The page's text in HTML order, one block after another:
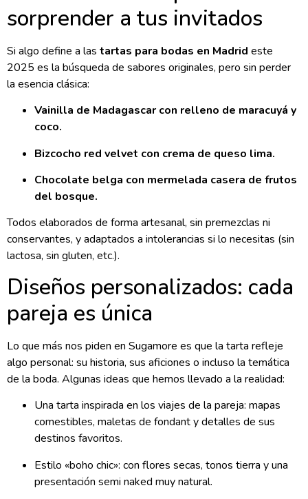
sorprender a tus invitados
Si algo define a las tartas para bodas en Madrid este
2025 es la búsqueda de sabores originales, pero sin perder
la esencia clásica:
Vainilla de Madagascar con relleno de maracuyá y
coco.
Bizcocho red velvet con crema de queso lima.
Chocolate belga con mermelada casera de frutos
del bosque.
Todos elaborados de forma artesanal, sin premezclas ni
conservantes, y adaptados a intolerancias si lo necesitas (sin
lactosa, sin gluten, etc.).
Diseños personalizados: cada
pareja es única
Lo que más nos piden en Sugamore es que la tarta refleje
algo personal: su historia, sus aficiones o incluso la temática
de la boda. Algunas ideas que hemos llevado a la realidad:
Una tarta inspirada en los viajes de la pareja: mapas
comestibles, maletas de fondant y detalles de sus
destinos favoritos.
Estilo «boho chic»: con flores secas, tonos tierra y una
presentación semi naked muy natural.